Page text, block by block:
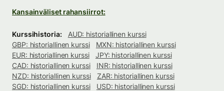
Kansainväliset rahansiirrot:
Kurssihistoria:
AUD: historiallinen kurssi
GBP: historiallinen kurssi
MXN: historiallinen kurssi
EUR: historiallinen kurssi
JPY: historiallinen kurssi
CAD: historiallinen kurssi
INR: historiallinen kurssi
NZD: historiallinen kurssi
ZAR: historiallinen kurssi
SGD: historiallinen kurssi
USD: historiallinen kurssi